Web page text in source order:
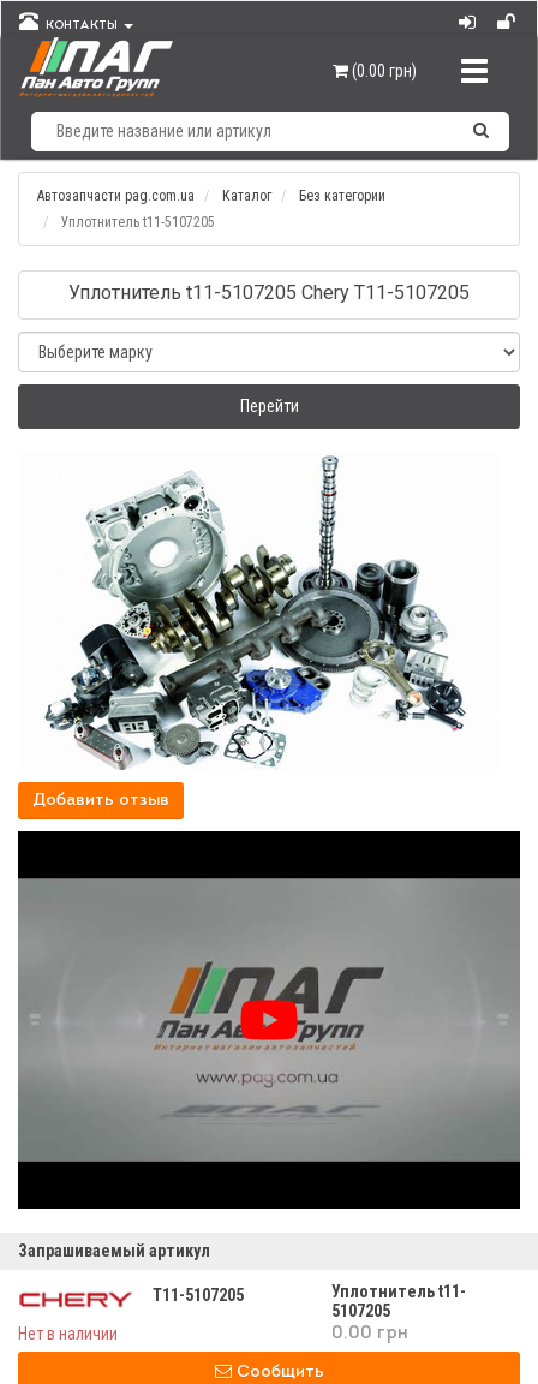
КОНТАКТЫ
(0.00 грн)
Автозапчасти pag.com.ua Каталог
Без категории
Уплотнитель t11-5107205
Уплотнитель t11-5107205 Chery T11-5107205
Перейти
Добавить отзыв
Запрашиваемый артикул
T11-5107205
Уплотнитель t11-
5107205
Нет в наличии
0.00 грн
Сообщить